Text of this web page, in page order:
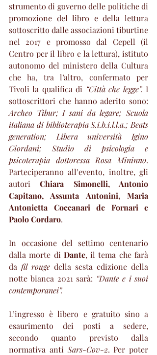
strumento di governo delle politiche di
promozione del libro e della lettura
sottoscritto dalle associazioni tiburtine
nel 2017 e promosso dal Cepell (il
Centro per il libro e la lettura), istituto
autonomo del ministero della Cultura
che ha, tra l’altro, confermato per
Tivoli la qualifica di “Città che legge”. I
Archeo Tibur; I sani da legare; Scuola
italiana di biblioterapia S.i.b.i.l.l.a.; Beats
generation; Libera università Igino
Giordani; Studio di psicologia e
psicoterapia dottoressa Rosa Mininno.
Parteciperanno all’evento, inoltre, gli
autori Chiara Simonelli, Antonio
Capitano, Assunta Antonini, Maria
Antonietta Coccanari de Fornari e
Paolo Cordaro.
In occasione del settimo centenario
dalla morte di Dante, il tema che farà
da fil rouge della sesta edizione della
notte bianca 2021 sarà: “Dante e i suoi
contemporanei”.
L’ingresso è libero e gratuito sino a
esaurimento dei posti a sedere,
secondo quanto previsto dalla
normativa anti Sars-Cov-2. Per poter